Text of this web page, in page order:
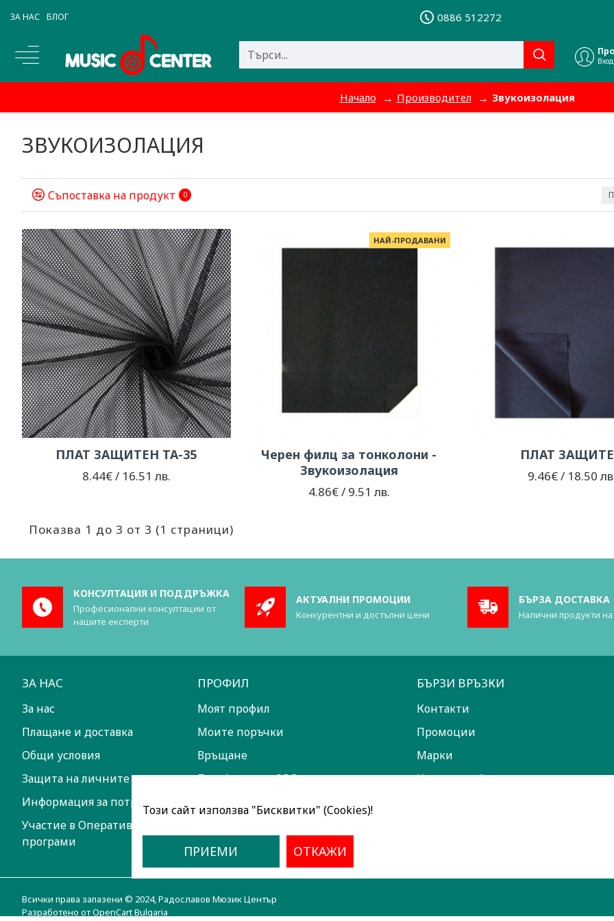
ЗА НАС БЛОГ 0886 512272
Начало Производител Звукоизолация
ЗВУКОИЗОЛАЦИЯ
Съпоставка на продукт 0
ПЛАТ ЗАЩИТЕН TA-35
8.44€ / 16.51 лв.
НАЙ-ПРОДАВАНИ
Черен филц за тонколони -
Звукоизолация
4.86€ / 9.51 лв.
ПЛАТ
9.46€ / 18.50
Показва 1 до 3 от 3 (1 страници)
КОНСУЛТАЦИЯ И ПОДДРЪЖКА
Професионални консултации от
нашите експерти
АКТУАЛНИ ПРОМОЦИИ
Конкурентни и достъпни цени
БЪРЗА ДОСТАВКА
Налични продукти
ЗА НАС
За нас
Плащане и доставка
Общи условия
Защита на личните данни
Информация за потребителите
Участие в Оперативни
програми
ПРОФИЛ
Моят профил
Моите поръчки
Връщане
Платформа за ОРС
БЪРЗИ ВРЪЗКИ
Контакти
Промоции
Марки
Карта на сайта
Всички права запазени © 2024, Радославов Мюзик Център
Разработено от OpenCart Bulgaria
Този сайт използва "Бисквитки" (Cookies)!
ПРИЕМИ ОТКАЖИ